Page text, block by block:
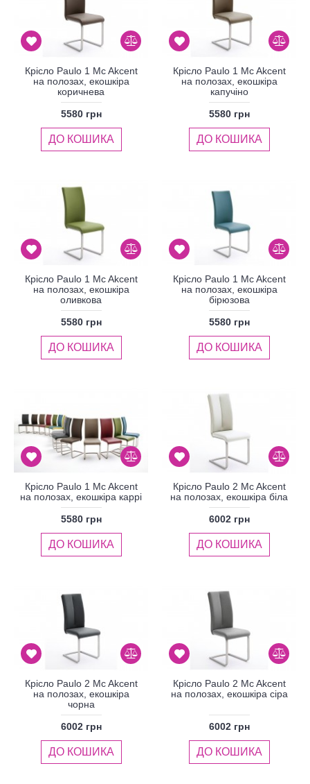
Крісло Paulo 1 Mc Akcent
на полозах, екошкіра
коричнева
5580 грн
ДО КОШИКА
Крісло Paulo 1 Mc Akcent
на полозах, екошкіра
капучіно
5580 грн
ДО КОШИКА
Крісло Paulo 1 Mc Akcent
на полозах, екошкіра
оливкова
5580 грн
ДО КОШИКА
Крісло Paulo 1 Mc Akcent
на полозах, екошкіра
бірюзова
5580 грн
ДО КОШИКА
Крісло Paulo 1 Mc Akcent
на полозах, екошкіра каррі
5580 грн
ДО КОШИКА
Крісло Paulo 2 Mc Akcent
на полозах, екошкіра біла
6002 грн
ДО КОШИКА
Крісло Paulo 2 Mc Akcent
на полозах, екошкіра
чорна
6002 грн
ДО КОШИКА
Крісло Paulo 2 Mc Akcent
на полозах, екошкіра сіра
6002 грн
ДО КОШИКА